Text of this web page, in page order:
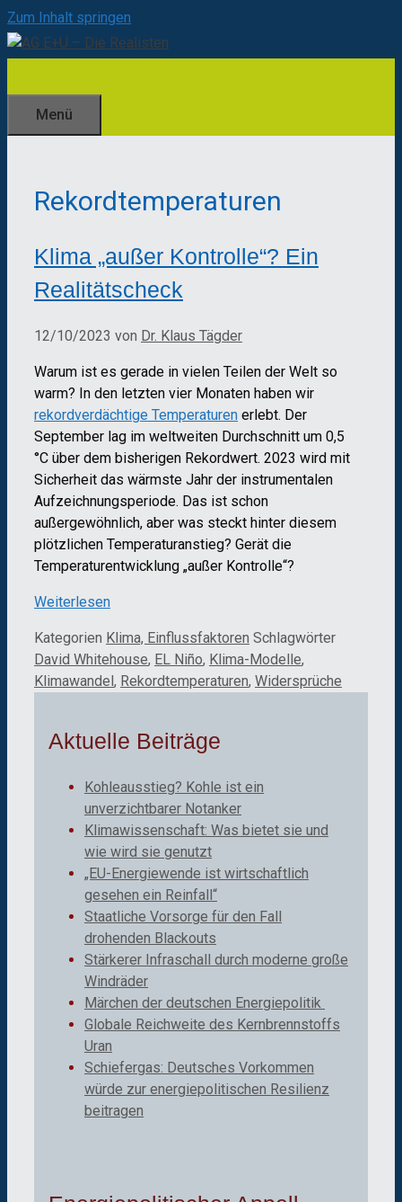
Zum Inhalt springen
Menü
Rekordtemperaturen
Klima „außer Kontrolle“? Ein
Realitätscheck
12/10/2023 von Dr. Klaus Tägder
Warum ist es gerade in vielen Teilen der Welt so
warm? In den letzten vier Monaten haben wir
rekordverdächtige Temperaturen erlebt. Der
September lag im weltweiten Durchschnitt um 0,5
°C über dem bisherigen Rekordwert. 2023 wird mit
Sicherheit das wärmste Jahr der instrumentalen
Aufzeichnungsperiode. Das ist schon
außergewöhnlich, aber was steckt hinter diesem
plötzlichen Temperaturanstieg? Gerät die
Temperaturentwicklung „außer Kontrolle“?
Weiterlesen
Kategorien Klima, Einflussfaktoren Schlagwörter
David Whitehouse, EL Niño, Klima-Modelle,
Klimawandel, Rekordtemperaturen, Widersprüche
Aktuelle Beiträge
Kohleausstieg? Kohle ist ein
unverzichtbarer Notanker
Klimawissenschaft: Was bietet sie und
wie wird sie genutzt
„EU-Energiewende ist wirtschaftlich
gesehen ein Reinfall“
Staatliche Vorsorge für den Fall
drohenden Blackouts
Stärkerer Infraschall durch moderne große
Windräder
Märchen der deutschen Energiepolitik
Globale Reichweite des Kernbrennstoffs
Uran
Schiefergas: Deutsches Vorkommen
würde zur energiepolitischen Resilienz
beitragen